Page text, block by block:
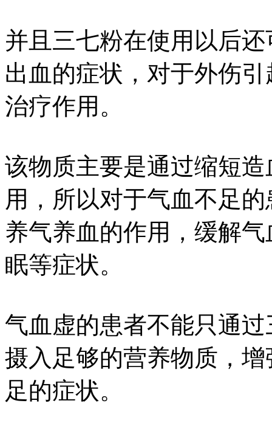
并且三七粉在使用以后
出血的症状，对于外伤
治疗作用。
该物质主要是通过缩短
用，所以对于气血不足
养气养血的作用，缓解
眠等症状。
气血虚的患者不能只通
摄入足够的营养物质，
足的症状。